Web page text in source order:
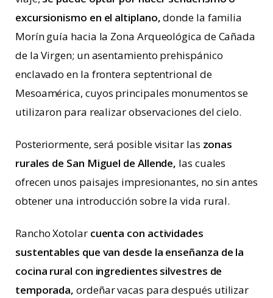
excursionismo en el altiplano,donde la familia
Morín guía hacia la Zona Arqueológica de Cañada
de la Virgen; un asentamiento prehispánico
enclavado en la frontera septentrional de
Mesoamérica, cuyos principales monumentos se
utilizaron para realizar observaciones del cielo.
Posteriormente, será posible visitar las zonas
rurales de San Miguel de Allende, las cuales
ofrecen unos paisajes impresionantes, no sin antes
obtener una introducción sobre la vida rural.
Rancho Xotolar cuenta con actividades
sustentables que van desde la enseñanza de la
cocina rural con ingredientes silvestres de
temporada, ordeñar vacas para después utilizar